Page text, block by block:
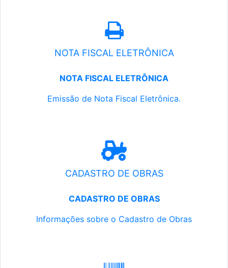
NOTA FISCAL ELETRÔNICA
NOTA FISCAL ELETRÔNICA
Emissão de Nota Fiscal Eletrônica.
CADASTRO DE OBRAS
CADASTRO DE OBRAS
Informações sobre o Cadastro de Obras